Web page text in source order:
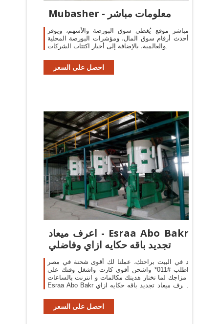
Mubasher - معلومات مباشر
مباشر موقع يُغطي سوق البورصة والأسهم، ويوفر
أحدث أرقام سوق المال، ومؤشرات البورصة المحلية
والعالمية، بالإضافة إلى أخبار اكتتاب الشركات.
احصل على السعر
‫Esraa Abo Bakr - اعرف ميعاد
تجديد باقه حكايه ازاي وفاضلي
د في البيت براحتك، عملنا لك أقوى شحنة في مصر
اطلب #011* واشحن أقوى كارت واشغل وقتك على
مزاجك لما تختار هديتك مكالمات و انترنت بالساعات ‎
Esraa Abo Bakr اعرف ميعاد تجديد باقه حكايه ازاي
احصل على السعر